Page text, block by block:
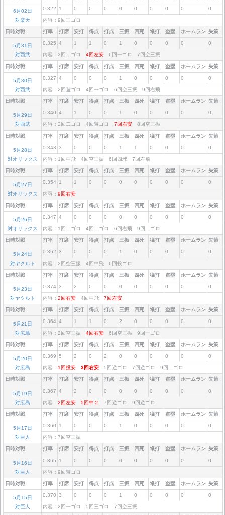
6月02日
対楽天
0.322 1 0 0 0 0 0 0 0 0 0
内容：9回三ゴロ
日時対戦 打率 打席 安打 得点 打点 三振 四死 犠打 盗塁 ホームラン 失策
5月31日
対西武
0.325 4 1 1 0 1 0 0 0 0 0
内容：2回二ゴロ 4回左安 6回一ゴロ 7回空三振
日時対戦 打率 打席 安打 得点 打点 三振 四死 犠打 盗塁 ホームラン 失策
5月30日
対西武
0.327 4 0 0 0 1 0 0 0 0 0
内容：2回遊ゴロ 4回一ゴロ 6回空三振 9回右飛
日時対戦 打率 打席 安打 得点 打点 三振 四死 犠打 盗塁 ホームラン 失策
5月29日
対西武
0.340 4 1 0 0 1 0 0 0 0 0
内容：2回二ゴロ 4回遊ゴロ 7回右安 8回空三振
日時対戦 打率 打席 安打 得点 打点 三振 四死 犠打 盗塁 ホームラン 失策
5月28日
対オリックス
0.343 3 0 0 0 1 1 0 0 0 0
内容：1回中飛 4回空三振 6回四球 7回左飛
日時対戦 打率 打席 安打 得点 打点 三振 四死 犠打 盗塁 ホームラン 失策
5月27日
対オリックス
0.354 1 1 0 0 0 0 0 0 0 0
内容： 9回右安
日時対戦 打率 打席 安打 得点 打点 三振 四死 犠打 盗塁 ホームラン 失策
5月26日
対オリックス
0.347 4 0 0 0 0 0 0 0 0 0
内容：1回二ゴロ 4回二ゴロ 6回右飛 9回二ゴロ
日時対戦 打率 打席 安打 得点 打点 三振 四死 犠打 盗塁 ホームラン 失策
5月24日
対ヤクルト
0.362 3 0 0 0 1 0 0 0 0 0
内容：2回空三振 4回中飛 6回投ゴロ
日時対戦 打率 打席 安打 得点 打点 三振 四死 犠打 盗塁 ホームラン 失策
5月23日
対ヤクルト
0.374 3 2 0 0 0 0 0 0 0 0
内容： 2回右安 4回中飛 7回左安
日時対戦 打率 打席 安打 得点 打点 三振 四死 犠打 盗塁 ホームラン 失策
5月21日
対広島
0.364 4 1 1 0 2 0 0 0 0 0
内容：2回空三振 4回右安 6回空三振 9回一ゴロ
日時対戦 打率 打席 安打 得点 打点 三振 四死 犠打 盗塁 ホームラン 失策
5月20日
対広島
0.369 5 2 0 2 0 0 0 0 0 0
内容： 1回投安 3回右安 5回遊ゴロ 7回遊ゴロ 9回二ゴロ
日時対戦 打率 打席 安打 得点 打点 三振 四死 犠打 盗塁 ホームラン 失策
5月19日
対広島
0.367 4 2 0 0 0 0 0 0 0 0
内容： 2回左安 5回中２ 7回遊ゴロ 9回遊ゴロ
日時対戦 打率 打席 安打 得点 打点 三振 四死 犠打 盗塁 ホームラン 失策
5月17日
対巨人
0.360 1 0 0 0 1 0 0 0 0 0
内容：7回空三振
日時対戦 打率 打席 安打 得点 打点 三振 四死 犠打 盗塁 ホームラン 失策
5月16日
対巨人
0.365 1 0 0 0 0 0 0 0 0 0
内容：9回遊ゴロ
日時対戦 打率 打席 安打 得点 打点 三振 四死 犠打 盗塁 ホームラン 失策
5月15日
対巨人
0.370 3 0 0 0 1 0 0 0 0 0
内容：2回一ゴロ 5回三ゴロ 7回空三振